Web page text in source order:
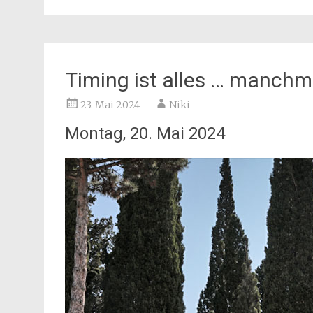
Timing ist alles …
23. Mai 2024 Niki
Montag, 20. Mai 2024